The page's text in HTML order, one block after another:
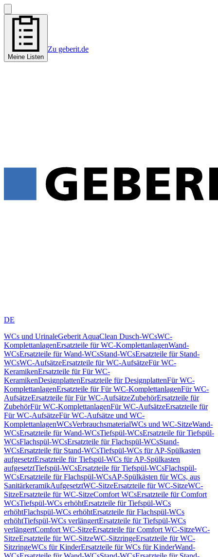
Meine Listen
Zu geberit.de
DE
WCs und UrinaleGeberit AquaClean Dusch-WCsWC-
KomplettanlagenErsatzteile für WC-KomplettanlagenWand-
WCsErsatzteile für Wand-WCsStand-WCsErsatzteile für Stand-
WCsWC-AufsätzeErsatzteile für WC-AufsätzeFür WC-
KeramikenErsatzteile für Für WC-
KeramikenDesignplattenErsatzteile für DesignplattenFür WC-
KomplettanlagenErsatzteile für Für WC-KomplettanlagenFür WC-
AufsätzeErsatzteile für Für WC-AufsätzeZubehörErsatzteile für
ZubehörFür WC-KomplettanlagenFür WC-AufsätzeErsatzteile für
Für WC-AufsätzeFür WC-Aufsätze und WC-
KomplettanlagenWCsVerbrauchsmaterialWCs und WC-SitzeWand-
WCsErsatzteile für Wand-WCsTiefspül-WCsErsatzteile für Tiefspül-
WCsFlachspül-WCsErsatzteile für Flachspül-WCsStand-
WCsErsatzteile für Stand-WCsTiefspül-WCs für AP-Spülkasten
aufgesetztErsatzteile für Tiefspül-WCs für AP-Spülkasten
aufgesetztTiefspül-WCsErsatzteile für Tiefspül-WCsFlachspül-
WCsErsatzteile für Flachspül-WCsAP-Spülkästen für WCs, aus
SanitärkeramikAufgesetztWC-SitzeErsatzteile für WC-SitzeWC-
SitzeErsatzteile für WC-SitzeComfort WCsErsatzteile für Comfort
WCsTiefspül-WCs erhöhtErsatzteile für Tiefspül-WCs
erhöhtFlachspül-WCs erhöhtErsatzteile für Flachspül-WCs
erhöhtTiefspül-WCs verlängertErsatzteile für Tiefspül-WCs
verlängertComfort WC-SitzeErsatzteile für Comfort WC-SitzeWC-
SitzeErsatzteile für WC-SitzeWC-SitzringeErsatzteile für WC-
SitzringeWCs für KinderErsatzteile für WCs für KinderWand-